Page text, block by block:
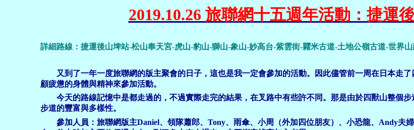
2019.10.26 旅聯網十五週年活動：捷運
詳細路線：捷運後山埤站-松山奉天宮-虎山-豹山-獅山-象山-妙高台-紫雲街-糶米古道-土地公嶺古道-世界
又到了一年一度旅聯網的版主聚會的日子，這也是我一定會參加的活動。因此儘管前一周在日本走了
顧疲憊的身體與精神來參加活動。
今天的路線記憶中是都走過的，不過實際走完的結果，在叉路中有些許不同。那是由於四獸山整個步
步道的豐富與多樣性。
參加人員：旅聯網版主Daniel、領隊蕭郎、Tony、雨傘、小周（外加四位朋友）、小恐龍、Andy夫